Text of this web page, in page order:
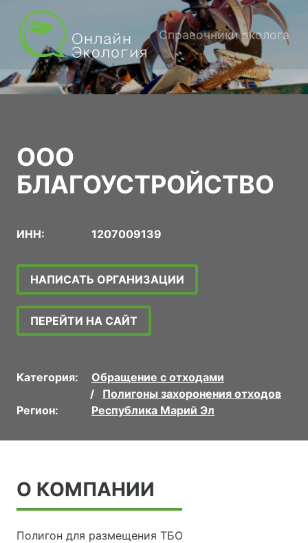
Справочники эколога
ООО
БЛАГОУСТРОЙСТВО
ИНН: 1207009139
НАПИСАТЬ ОРГАНИЗАЦИИ
ПЕРЕЙТИ НА САЙТ
Категория:
Обращение с отходами
Полигоны захоронения отходов
Регион:
Республика Марий Эл
О КОМПАНИИ
Полигон для размещения ТБО